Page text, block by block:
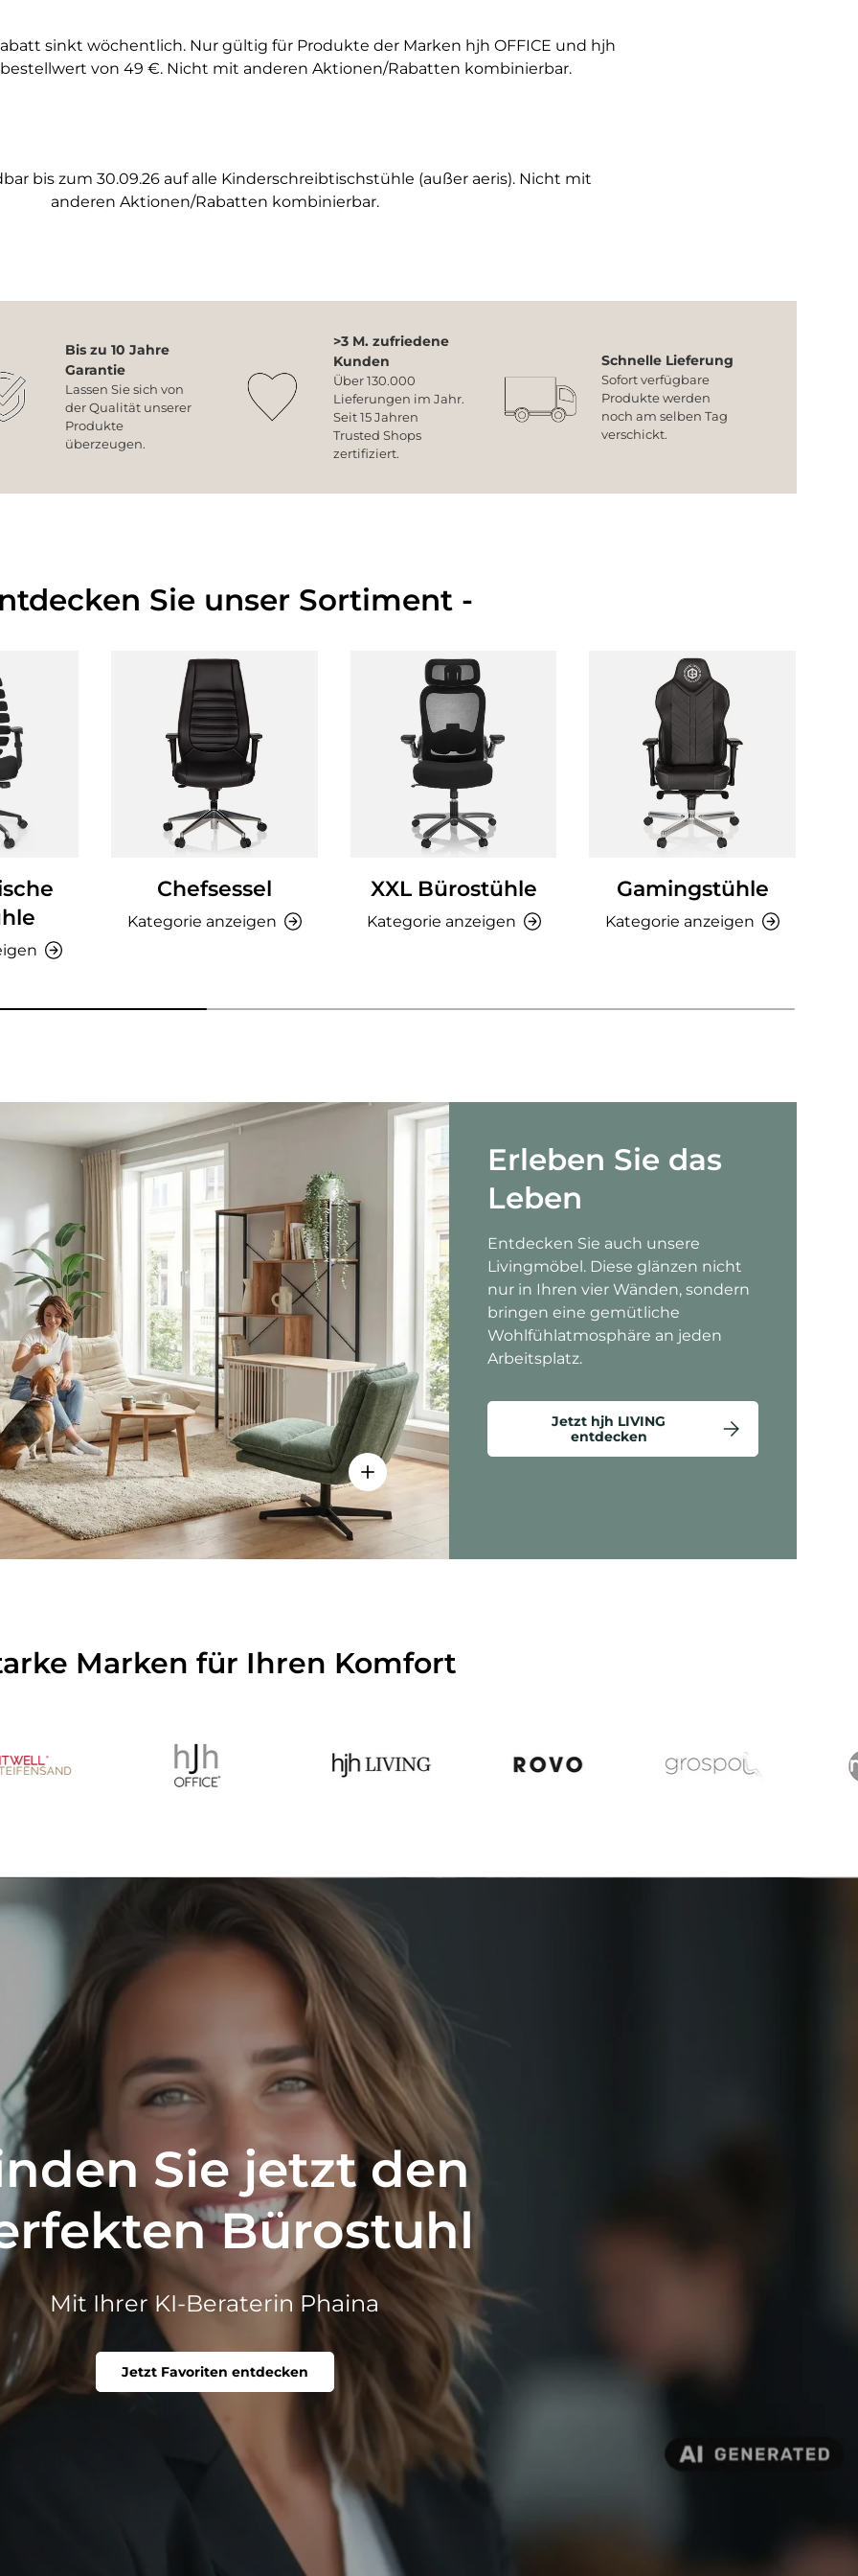
sinkt wöchentlich. Nur gültig für Produkte der Marken hjh OFFICE und hjh
von 49 €. Nicht mit anderen Aktionen/Rabatten kombinierbar.
bis zum 30.09.26 auf alle Kinderschreibtischstühle (außer aeris). Nicht mit
anderen Aktionen/Rabatten kombinierbar.
Bis zu 10 Jahre
Garantie
Lassen Sie sich von
der Qualität unserer
Produkte
überzeugen.
>3 M. zufriedene
Kunden
Über 130.000
Lieferungen im Jahr.
Seit 15 Jahren
Trusted Shops
zertifiziert.
Schnelle Lieferung
Sofort verfügbare
Produkte werden
noch am selben Tag
verschickt.
Sie unser Sortiment -
Chefsessel
Kategorie anzeigen
XXL Bürostühle
Kategorie anzeigen
Gamingstühle
Kategorie anzeigen
Einzelheiten anzeigen - Criss-Cross 20 - Loungesessel
- AMIO H - Büroschrank
anzeigen - Sitzolo 2 - Loungesessel
Erleben Sie das
Leben
Entdecken Sie auch unsere
Livingmöbel. Diese glänzen nicht
nur in Ihren vier Wänden, sondern
bringen eine gemütliche
Wohlfühlatmosphäre an jeden
Arbeitsplatz.
Jetzt hjh LIVING
entdecken
Marken für Ihren Komfort
Sie jetzt den
Bürostuhl
Mit Ihrer KI-Beraterin Phaina
Jetzt Favoriten entdecken